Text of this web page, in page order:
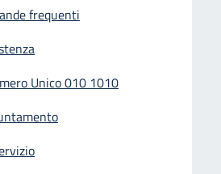
frequenti
Unico 010 1010